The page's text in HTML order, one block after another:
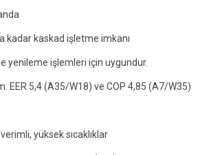
kadar kaskad işletme imkanı
yenileme işlemleri için uygundur.
EER 5,4 (A35/W18) ve COP 4,85 (A7/W35)
yüksek sıcaklıklar